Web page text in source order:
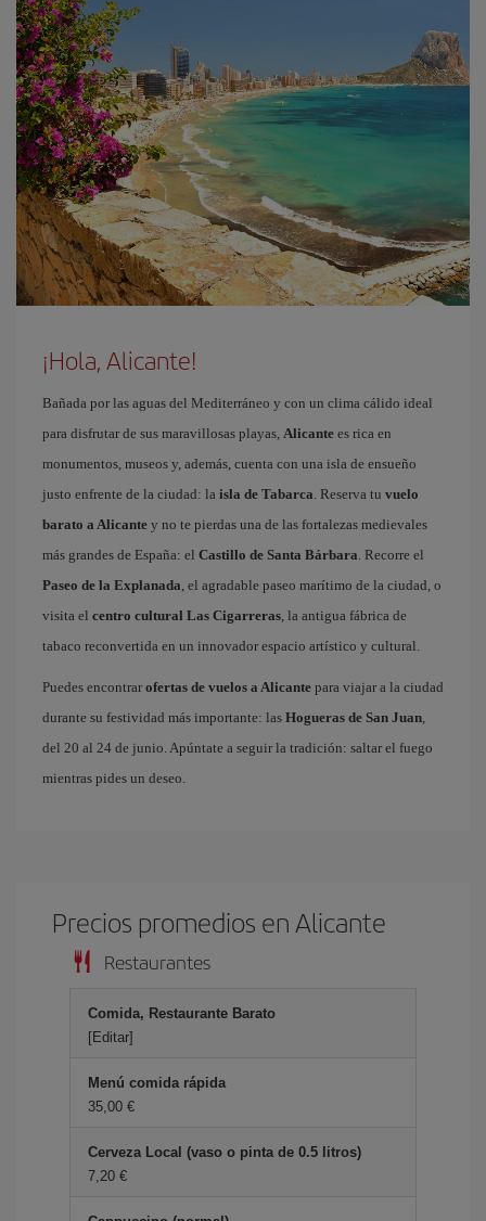
¡Hola, Alicante!
Bañada por las aguas del Mediterráneo y con un clima cálido ideal
para disfrutar de sus maravillosas playas, Alicante es rica en
monumentos, museos y, además, cuenta con una isla de ensueño
justo enfrente de la ciudad: la isla de Tabarca. Reserva tu vuelo
barato a Alicante y no te pierdas una de las fortalezas medievales
más grandes de España: el Castillo de Santa Bárbara. Recorre el
Paseo de la Explanada, el agradable paseo marítimo de la ciudad, o
visita el centro cultural Las Cigarreras, la antigua fábrica de
tabaco reconvertida en un innovador espacio artístico y cultural.
Puedes encontrar ofertas de vuelos a Alicante para viajar a la ciudad
durante su festividad más importante: las Hogueras de San Juan,
del 20 al 24 de junio. Apúntate a seguir la tradición: saltar el fuego
mientras pides un deseo.
Precios promedios en Alicante
Restaurantes
Comida, Restaurante Barato
[Editar]
Menú comida rápida
35,00
Cerveza Local (vaso o pinta de 0.5 litros)
7,20